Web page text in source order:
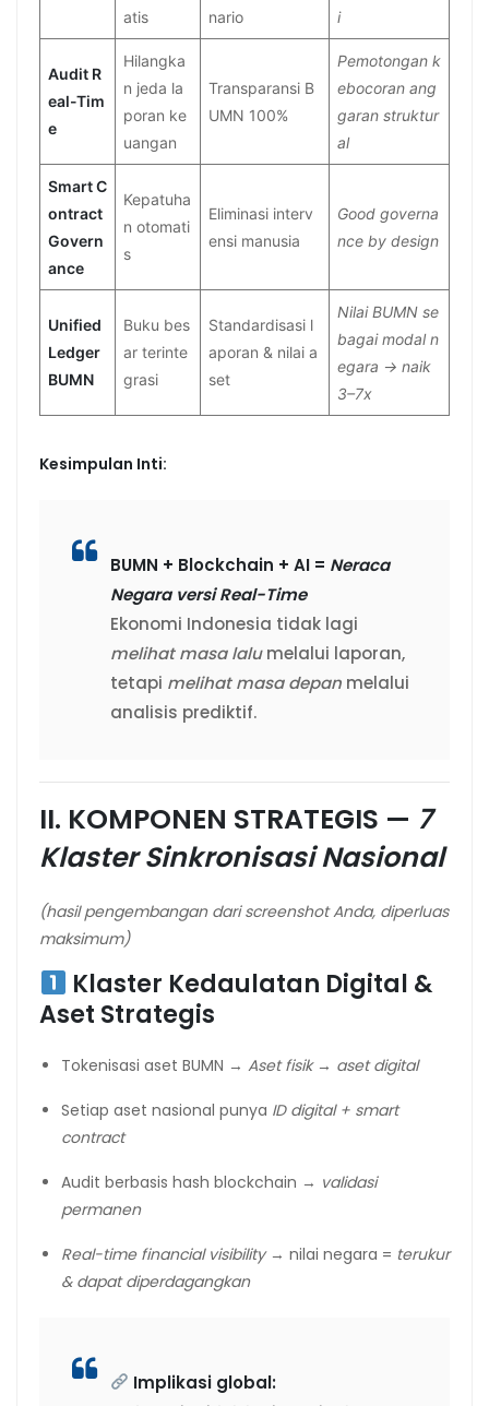
atis
nario
i
Audit R
eal-Tim
e
Hilangka
n jeda la
poran ke
uangan
Transparansi B
UMN 100%
Pemotongan k
ebocoran ang
garan struktur
al
Smart C
ontract
Govern
ance
Kepatuha
n otomati
s
Eliminasi interv
ensi manusia
Good governa
nce by design
Unified
Ledger
BUMN
Buku bes
ar terinte
grasi
Standardisasi l
aporan & nilai a
set
Nilai BUMN se
bagai modal n
egara → naik
3–7x
Kesimpulan Inti:
BUMN + Blockchain + AI = Neraca
Negara versi Real-Time
Ekonomi Indonesia tidak lagi
melihat masa lalumelalui laporan,
tetapi melihat masa depan melalui
analisis prediktif.
II. KOMPONEN STRATEGIS — 7
Klaster Sinkronisasi Nasional
(hasil pengembangan dari screenshot Anda, diperluas
maksimum)
Klaster Kedaulatan Digital &
Aset Strategis
Tokenisasi aset BUMN → Aset fisik → aset digital
Setiap aset nasional punya ID digital + smart
contract
Audit berbasis hash blockchain → validasi
permanen
Real-time financial visibility→ nilai negara = terukur
& dapat diperdagangkan
Implikasi global: